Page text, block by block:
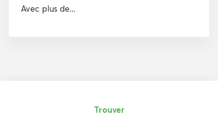
Avec plus de...
Trouver